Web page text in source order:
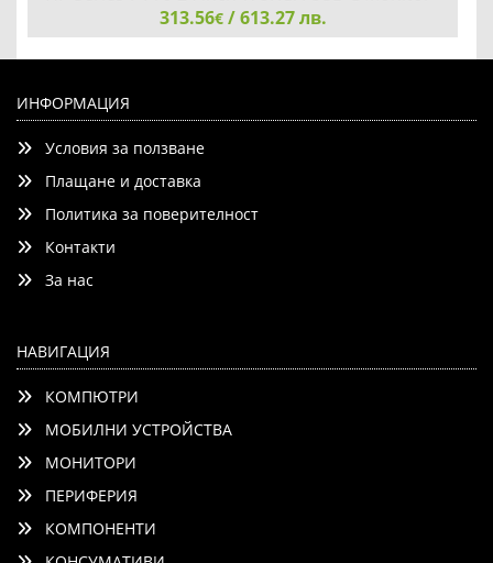
724pu
313.56€/ 613.27 лв.
ИНФОРМАЦИЯ
Условия за ползване
Плащане и доставка
Политика за поверителност
Контакти
За нас
НАВИГАЦИЯ
КОМПЮТРИ
МОБИЛНИ УСТРОЙСТВА
МОНИТОРИ
ПЕРИФЕРИЯ
КОМПОНЕНТИ